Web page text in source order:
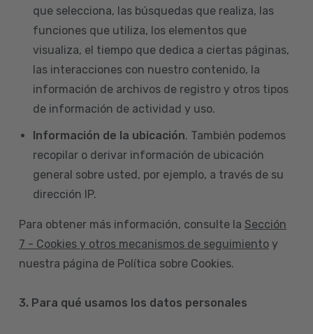
que selecciona, las búsquedas que realiza, las
funciones que utiliza, los elementos que
visualiza, el tiempo que dedica a ciertas páginas,
las interacciones con nuestro contenido, la
información de archivos de registro y otros tipos
de información de actividad y uso.
Información de la ubicación. También podemos
recopilar o derivar información de ubicación
general sobre usted, por ejemplo, a través de su
dirección IP.
Para obtener más información, consulte la Sección
7 - Cookies y otros mecanismos de seguimiento y
nuestra página de Política sobre Cookies.
3. Para qué usamos los datos personales